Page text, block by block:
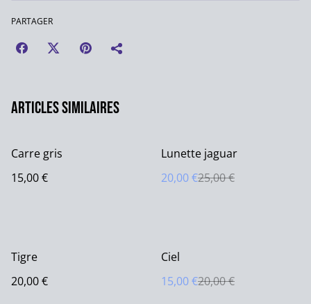
PARTAGER
Articles similaires
Carre gris
15,00 €
%
Lunette jaguar
20,00 €25,00 €
Tigre
20,00 €
%
Ciel
15,00 €20,00 €